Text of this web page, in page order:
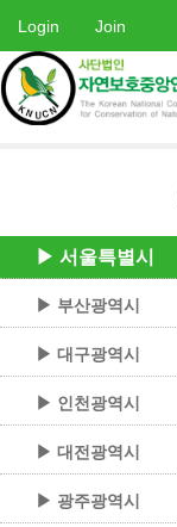
Login Join
▶ 서울특별시
▶ 부산광역시
▶ 대구광역시
▶ 인천광역시
▶ 대전광역시
▶ 광주광역시